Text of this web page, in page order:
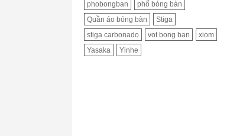
phobongban
phố bóng bàn
Quần áo bóng bàn
Stiga
stiga carbonado
vot bong ban
xiom
Yasaka
Yinhe